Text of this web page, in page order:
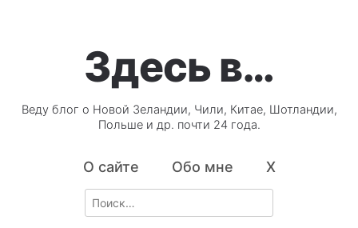
Здесь в…
Веду блог о Новой Зеландии, Чили, Китае, Шотландии,
Польше и др. почти 24 года.
О сайте Обо мне X
Search
for: